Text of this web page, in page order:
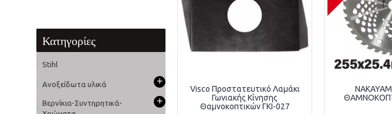
Κατηγορίες
Stihl
Ανοξείδωτα υλικά +
Βερνίκια-Συντηρητικά-
+
Visco Προστατευτικό Λαμάκι
Γωνιακής Κίνησης
Θαμνοκοπτικών ΓΚΙ-027